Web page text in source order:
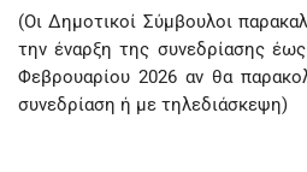
(Οι Δημοτικοί Σύμβουλοι
την έναρξη της συνεδρίασης
Φεβρουαρίου 2026 αν θα
συνεδρίαση ή με τηλεδιάσκεψη)